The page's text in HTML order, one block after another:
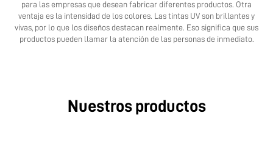
para las empresas que desean fabricar diferentes productos. Otra
ventaja es la intensidad de los colores. Las tintas UV son brillantes y
vivas, por lo que los diseños destacan realmente. Eso significa que sus
productos pueden llamar la atención de las personas de inmediato.
Nuestros productos